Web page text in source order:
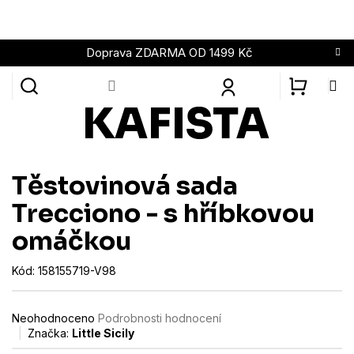
obsah
Doprava ZDARMA OD 1499 Kč
Těstovinová sada
Trecciono - s hříbkovou
omáčkou
Kód: 158155719-V98
Průměrné
hodnocení
produktu
Neohodnoceno Podrobnosti hodnocení
Značka: Little Sicily